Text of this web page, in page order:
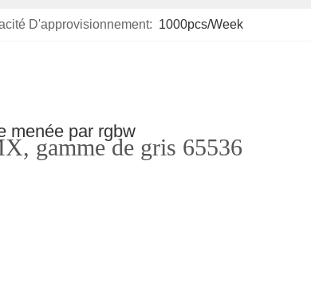
D'approvisionnement: 1000pcs/week
menée par rgbw
gamme de gris 65536